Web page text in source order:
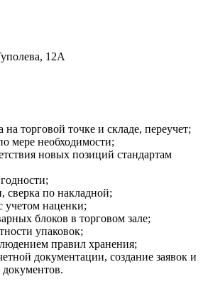
12А
на торговой точке и складе, переучет;
мере необходимости;
новых позиций стандартам
сверка по накладной;
учетом наценки;
блоков в торговом зале;
упаковок;
правил хранения;
документации, создание заявок и